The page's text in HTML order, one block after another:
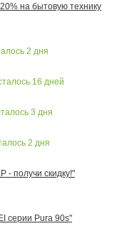
на бытовую технику
2 дня
16 дней
3 дня
2 дня
- получи скидку!"
серии Pura 90s"